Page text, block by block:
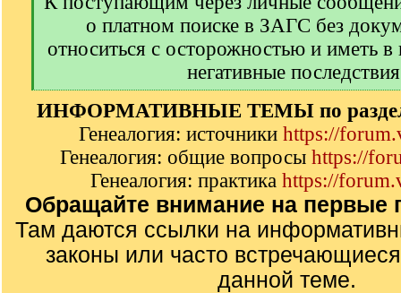
о платном поиске в ЗАГС без
относиться с осторожностью и иметь
негативные
[
/
ИНФОРМАТИВНЫЕ ТЕМЫ по
Генеалогия: источники https://
Генеалогия: общие вопросы https://
Генеалогия: практика https://
Обращайте внимание на первые
Там даются ссылки на
законы или часто
данной теме.